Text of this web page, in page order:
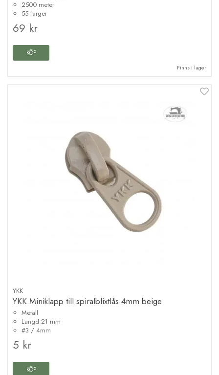
2500 meter
55 färger
69 kr
KÖP
Finns i lager
YKK
YKK Minikläpp till spiralblixtlås 4mm beige
Metall
Längd 21 mm
#3 / 4mm
5 kr
KÖP